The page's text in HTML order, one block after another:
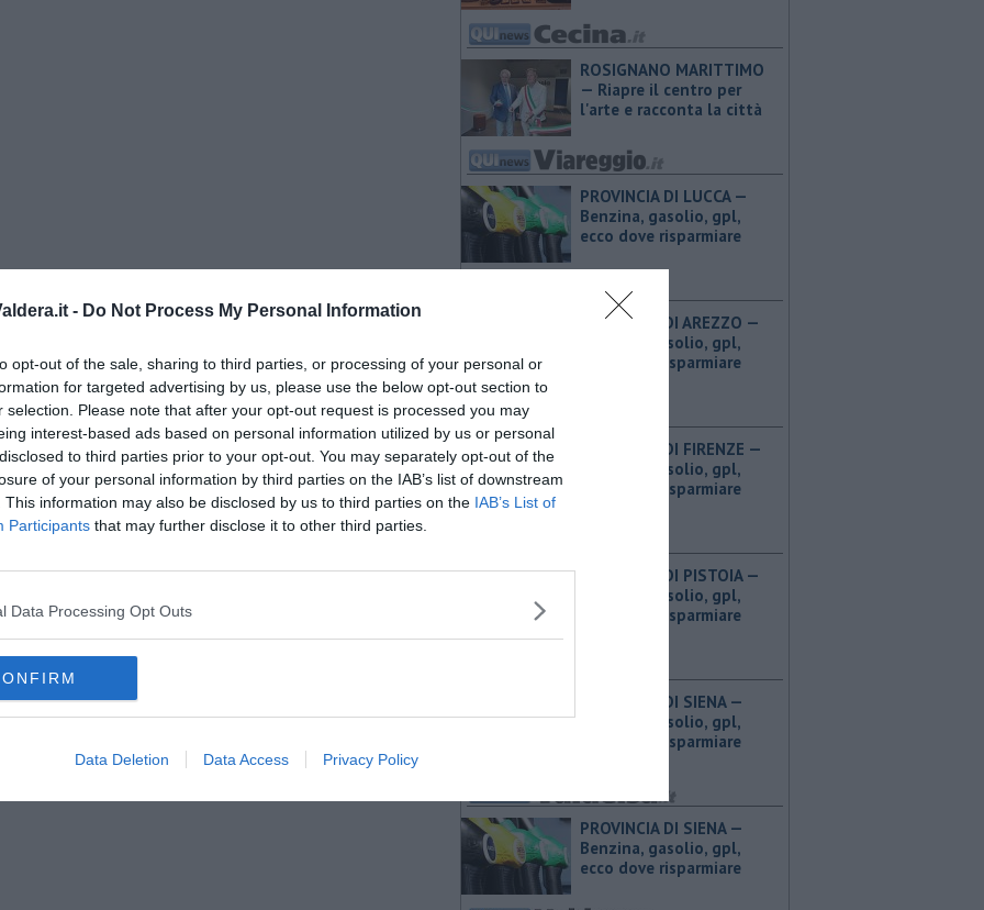
- Do Not Process My Personal Information
opt-out of the sale, sharing to third parties, or processing of your personal or
for targeted advertising by us, please use the below opt-out section to
selection. Please note that after your opt-out request is processed you may
interest-based ads based on personal information utilized by us or personal
to third parties prior to your opt-out. You may separately opt-out of the
of your personal information by third parties on the IAB’s list of downstream
This information may also be disclosed by us to third parties on the IAB’s List of
Participants that may further disclose it to other third parties.
Data Processing Opt Outs
Data Deletion Data Access Privacy Policy
ROSIGNANO MARITTIMO
— Riapre il centro per
l'arte e racconta la città
PROVINCIA DI LUCCA — ​
Benzina, gasolio, gpl,
ecco dove risparmiare
PROVINCIA DI AREZZO — ​
Benzina, gasolio, gpl,
ecco dove risparmiare
PROVINCIA DI FIRENZE — ​
Benzina, gasolio, gpl,
ecco dove risparmiare
PROVINCIA DI PISTOIA — ​
Benzina, gasolio, gpl,
ecco dove risparmiare
PROVINCIA DI SIENA — ​
Benzina, gasolio, gpl,
ecco dove risparmiare
PROVINCIA DI SIENA — ​
Benzina, gasolio, gpl,
ecco dove risparmiare